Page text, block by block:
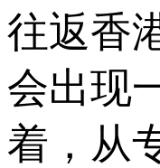
往返香
会出现
着，从